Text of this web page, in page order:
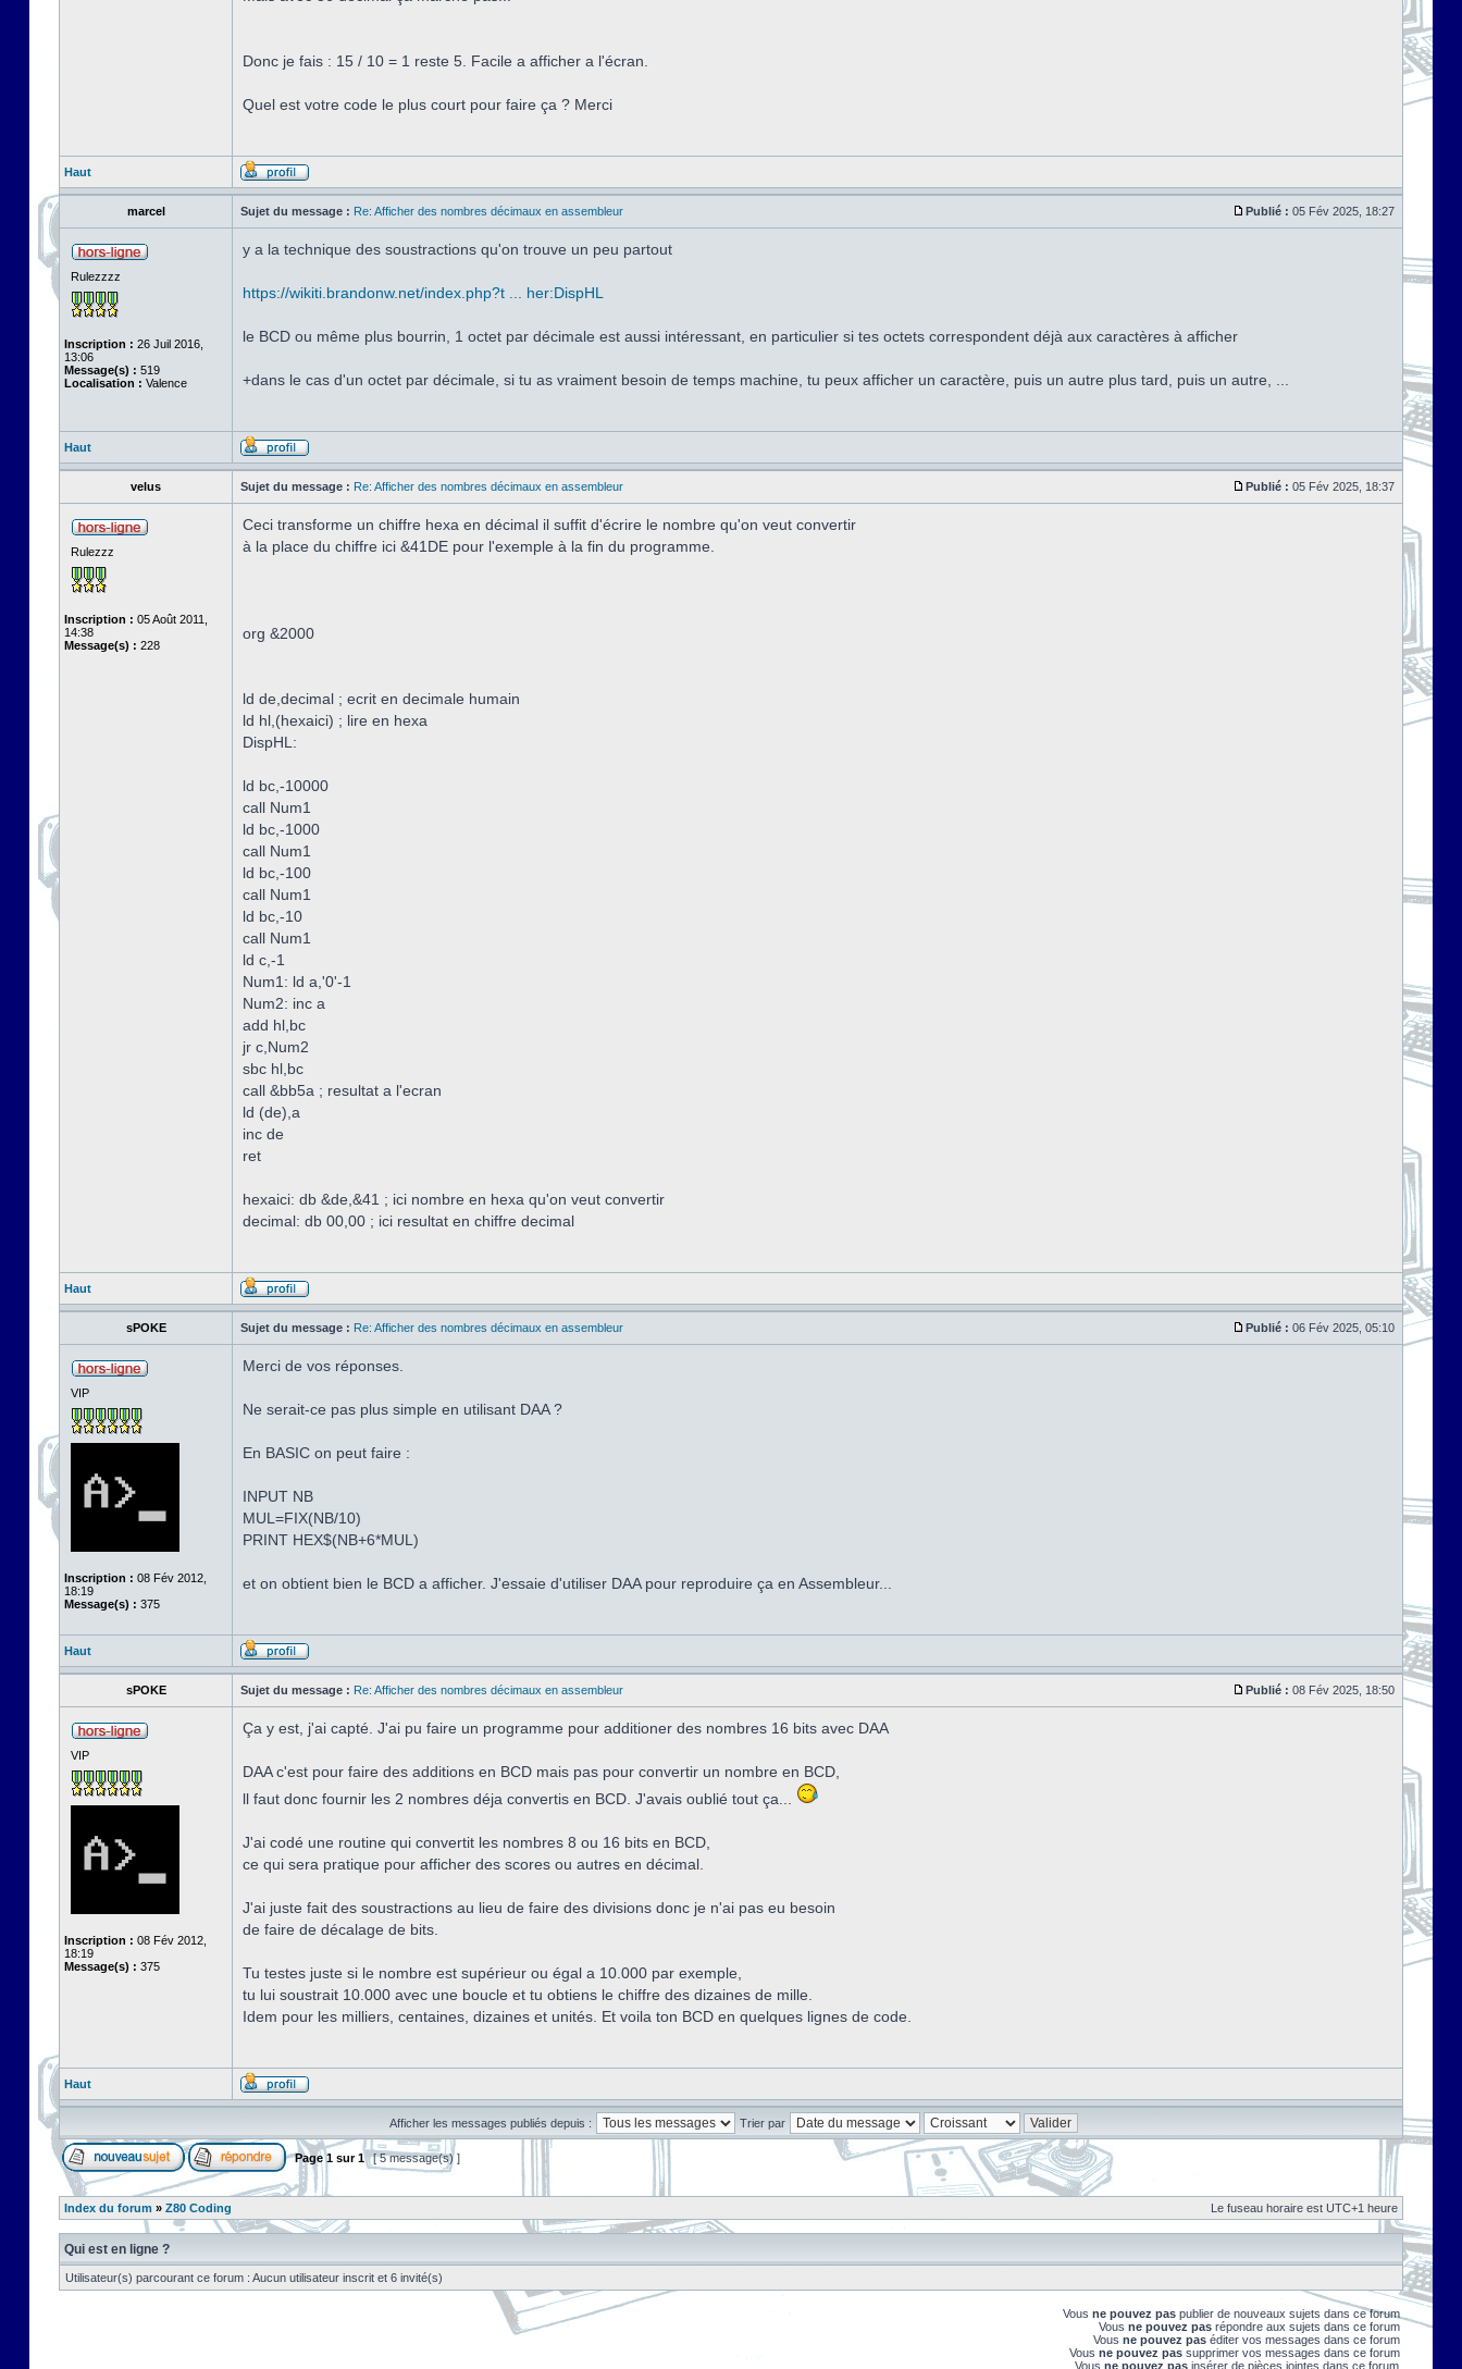
Donc je fais : 15 / 10 = 1 reste 5. Facile a afficher a l'écran.
Quel est votre code le plus court pour faire ça ? Merci
Haut
marcel Sujet du message : Re: Afficher des nombres décimaux en assembleur Publié : 05 Fév 2025, 18:27
Rulezzzz
Inscription : 26 Juil 2016,
13:06
Message(s) : 519
Localisation : Valence
y a la technique des soustractions qu'on trouve un peu partout
https://wikiti.brandonw.net/index.php?t ... her:DispHL
le BCD ou même plus bourrin, 1 octet par décimale est aussi intéressant, en particulier si tes octets correspondent déjà aux caractères à afficher
+dans le cas d'un octet par décimale, si tu as vraiment besoin de temps machine, tu peux afficher un caractère, puis un autre plus tard, puis un autre, ...
Haut
velus Sujet du message : Re: Afficher des nombres décimaux en assembleur Publié : 05 Fév 2025, 18:37
Rulezzz
Inscription : 05 Août 2011,
14:38
Message(s) : 228
Ceci transforme un chiffre hexa en décimal il suffit d'écrire le nombre qu'on veut convertir
à la place du chiffre ici &41DE pour l'exemple à la fin du programme.
org &2000
ld de,decimal ; ecrit en decimale humain
ld hl,(hexaici) ; lire en hexa
DispHL:
ld bc,-10000
call Num1
ld bc,-1000
call Num1
ld bc,-100
call Num1
ld bc,-10
call Num1
ld c,-1
Num1: ld a,'0'-1
Num2: inc a
add hl,bc
jr c,Num2
sbc hl,bc
call &bb5a ; resultat a l'ecran
ld (de),a
inc de
ret
hexaici: db &de,&41 ; ici nombre en hexa qu'on veut convertir
decimal: db 00,00 ; ici resultat en chiffre decimal
Haut
sPOKE Sujet du message : Re: Afficher des nombres décimaux en assembleur Publié : 06 Fév 2025, 05:10
VIP
Inscription : 08 Fév 2012,
18:19
Message(s) : 375
Merci de vos réponses.
Ne serait-ce pas plus simple en utilisant DAA ?
En BASIC on peut faire :
INPUT NB
MUL=FIX(NB/10)
PRINT HEX$(NB+6*MUL)
et on obtient bien le BCD a afficher. J'essaie d'utiliser DAA pour reproduire ça en Assembleur...
Haut
sPOKE Sujet du message : Re: Afficher des nombres décimaux en assembleur Publié : 08 Fév 2025, 18:50
VIP
Inscription : 08 Fév 2012,
18:19
Message(s) : 375
Ça y est, j'ai capté. J'ai pu faire un programme pour additioner des nombres 16 bits avec DAA
DAA c'est pour faire des additions en BCD mais pas pour convertir un nombre en BCD,
ll faut donc fournir les 2 nombres déja convertis en BCD. J'avais oublié tout ça...
J'ai codé une routine qui convertit les nombres 8 ou 16 bits en BCD,
ce qui sera pratique pour afficher des scores ou autres en décimal.
J'ai juste fait des soustractions au lieu de faire des divisions donc je n'ai pas eu besoin
de faire de décalage de bits.
Tu testes juste si le nombre est supérieur ou égal a 10.000 par exemple,
tu lui soustrait 10.000 avec une boucle et tu obtiens le chiffre des dizaines de mille.
Idem pour les milliers, centaines, dizaines et unités. Et voila ton BCD en quelques lignes de code.
Haut
Afficher les messages publiés depuis : Trier par
Page1 sur1 [ 5 message(s) ]
Index du forum » Z80 Coding Le fuseau horaire est UTC+1 heure
Qui est en ligne ?
Utilisateur(s) parcourant ce forum : Aucun utilisateur inscrit et 6 invité(s)
Vous ne pouvez pas publier de nouveaux sujets dans ce forum
Vous ne pouvez pas répondre aux sujets dans ce forum
Vous ne pouvez pas éditer vos messages dans ce forum
Vous ne pouvez pas supprimer vos messages dans ce forum
Vous ne pouvez pas insérer de pièces jointes dans ce forum